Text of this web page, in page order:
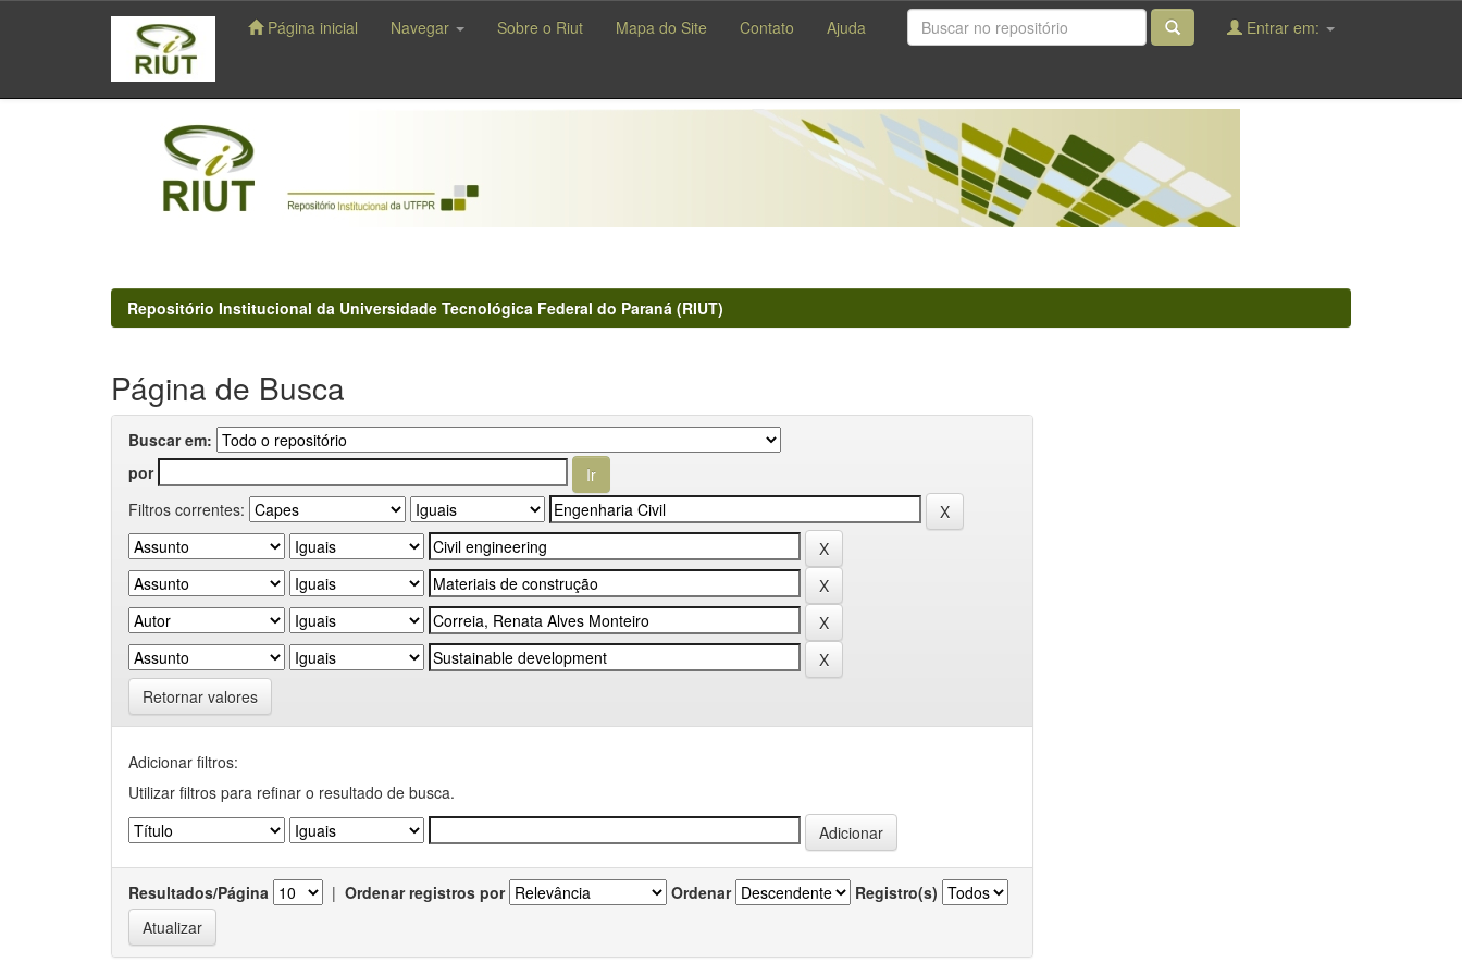
navigation
Página inicial Navegar Sobre o Riut Mapa do Site Contato Ajuda Entrar em:
Repositório Institucional da Universidade Tecnológica Federal do Paraná (RIUT)
Página de Busca
Buscar em:
por
Filtros correntes:
Retornar valores
Adicionar filtros:
Utilizar filtros para refinar o resultado de busca.
Resultados/Página | Ordenar registros por Ordenar Registro(s)